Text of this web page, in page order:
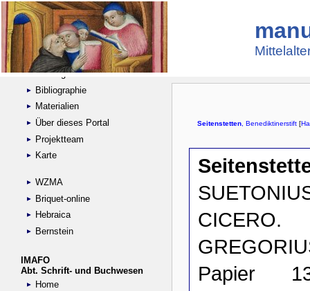
Suche
Handschriftensammlungen
Digitalisierte Handschriften
Kataloge
Bibliographie
Materialien
Über dieses Portal
Projektteam
Karte
WZMA
Briquet-online
Hebraica
Bernstein
IMAFO
Abt. Schrift- und Buchwesen
Home